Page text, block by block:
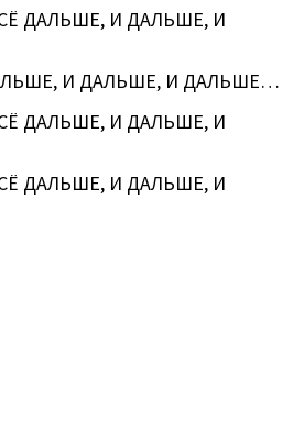
ДАЛЬШЕ, И ДАЛЬШЕ, И
И ДАЛЬШЕ, И ДАЛЬШЕ…
ДАЛЬШЕ, И ДАЛЬШЕ, И
ДАЛЬШЕ, И ДАЛЬШЕ, И